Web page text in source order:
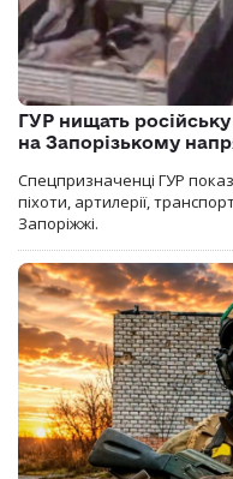
ГУР нищать російську
на Запорізькому
Спецпризначенці ГУР
піхоти, артилерії,
Запоріжжі.